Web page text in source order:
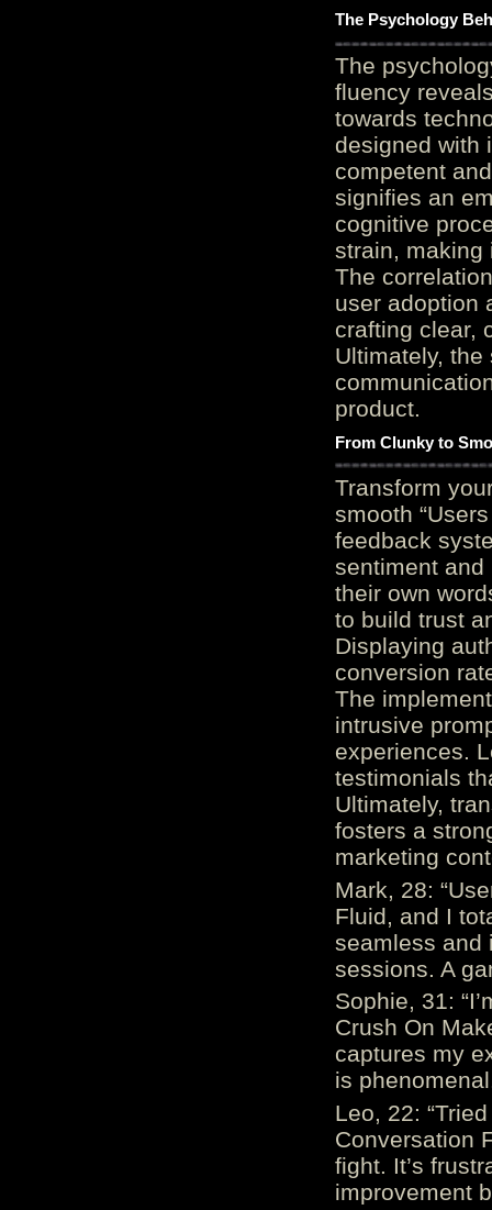
The Psychology
The
fluency
towards
designed with
competent
signifies an
cognitive
strain, making
The
user adoption
crafting clear,
Ultimately,
product.
From Clunky to
Transform
smooth
feedback
sentiment and
their own
to build trust
Displaying
conversion
The
intrusive
experiences.
testimonials
Ultimately,
fosters a
marketing
Mark, 28:
Fluid, and I
seamless and
sessions. A
Sophie, 31:
Crush On
captures my
is
Leo, 22:
Conversation
fight. It’s
improvement